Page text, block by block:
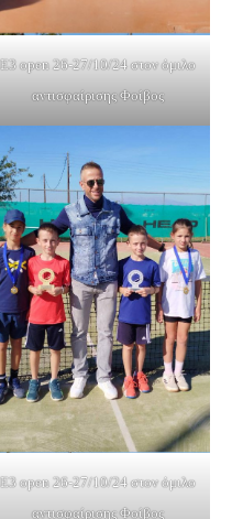
Ε3 open 26-27/10/24 στον όμιλο
αντισφαίρισης Φοίβος
Ε3 open 26-27/10/24 στον όμιλο
αντισφαίρισης Φοίβος